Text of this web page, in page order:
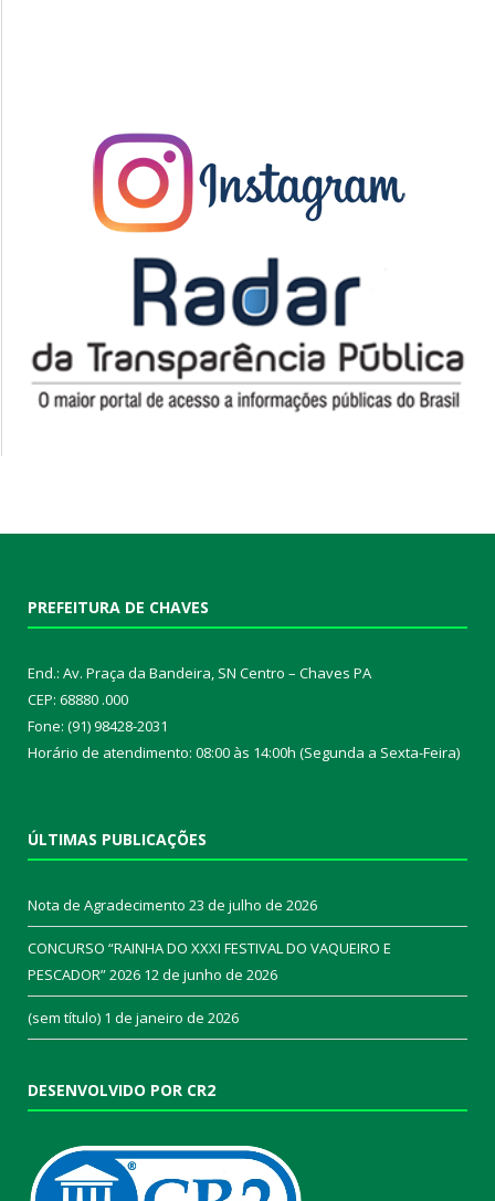
PREFEITURA DE CHAVES
End.: Av. Praça da Bandeira, SN Centro – Chaves PA
CEP: 68880 .000
Fone: (91) 98428-2031
Horário de atendimento: 08:00 às 14:00h (Segunda a Sexta-Feira)
ÚLTIMAS PUBLICAÇÕES
Nota de Agradecimento 23 de julho de 2026
CONCURSO “RAINHA DO XXXI FESTIVAL DO VAQUEIRO E
PESCADOR” 2026 12 de junho de 2026
(sem título) 1 de janeiro de 2026
DESENVOLVIDO POR CR2